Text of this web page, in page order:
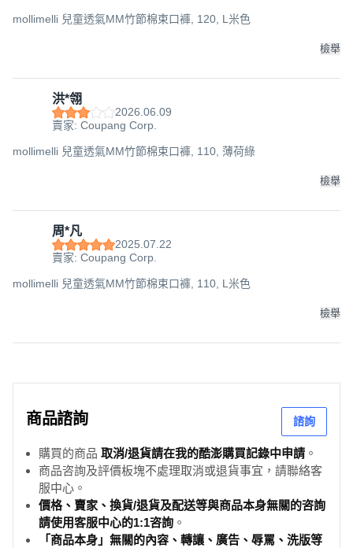
mollimelli 兒童透氣MM竹節棉束口褲, 120, L米色
檢舉
洪*翎
2026.06.09
賣家: Coupang Corp.
mollimelli 兒童透氣MM竹節棉束口褲, 110, 薄荷綠
檢舉
周*凡
2025.07.22
賣家: Coupang Corp.
mollimelli 兒童透氣MM竹節棉束口褲, 110, L米色
檢舉
商品諮詢 諮詢
購買的商品 取消/退貨請在我的酷澎購買記錄中申請 。
商品咨詢及評價板塊不處理取消或退貨事宜，請聯絡客
服中心。
價格、賣家、換貨/退貨及配送等與商品本身無關的咨詢
請使用客服中心的1:1咨詢 。
「商品本身」無關的內容、轉讓、廣告、辱罵、洗版等